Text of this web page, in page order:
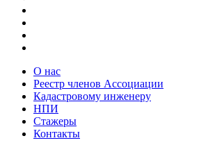
О нас
Реестр членов Ассоциации
Кадастровому инженеру
НПИ
Стажеры
Контакты